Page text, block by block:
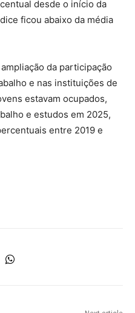
desde o início da
ficou abaixo da média
da participação
e nas instituições de
estavam ocupados,
e estudos em 2025,
entre 2019 e